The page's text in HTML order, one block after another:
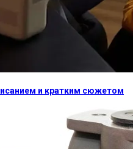
и кратким сюжетом